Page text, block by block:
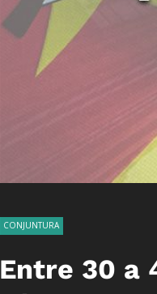
CONJUNTURA
Entre 30 a